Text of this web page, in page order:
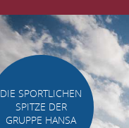
DIE SPORTLICHEN
SPITZE DER
GRUPPE HANSA